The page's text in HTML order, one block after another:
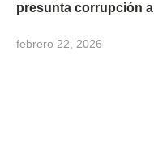
presunta corrupción
febrero 22, 2026